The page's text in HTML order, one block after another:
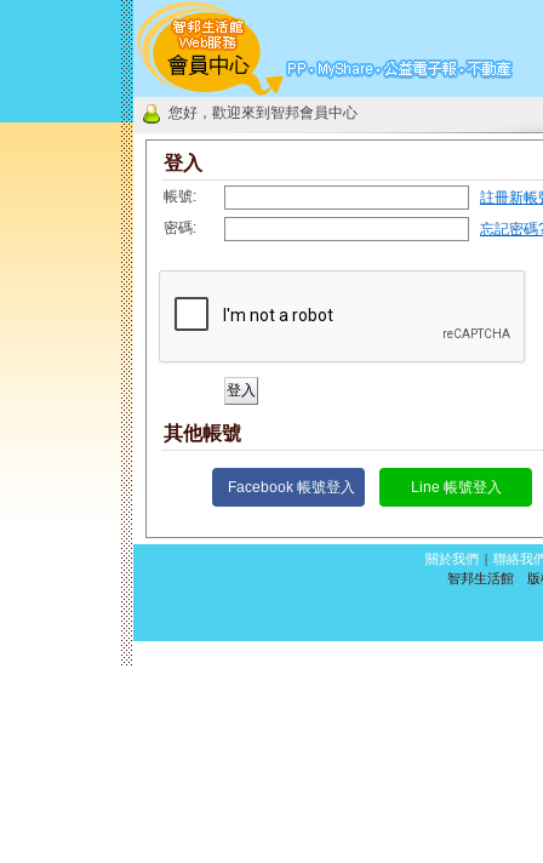
您好，歡迎來到智邦會員中心
登入
帳號:
註冊新帳
密碼:
忘記密碼
其他帳號
Facebook 帳號登入 Line 帳號登入
關於我們 | 聯絡我
智邦生活館 版